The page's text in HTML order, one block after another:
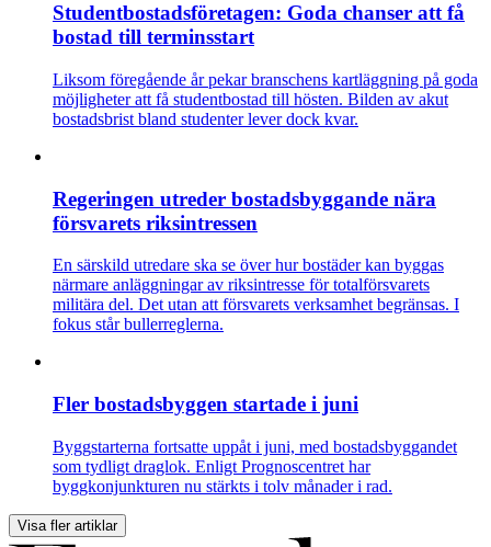
Studentbostadsföretagen: Goda chanser att få
bostad till terminsstart
Liksom föregående år pekar branschens kartläggning på goda
möjligheter att få studentbostad till hösten. Bilden av akut
bostadsbrist bland studenter lever dock kvar.
Regeringen utreder bostadsbyggande nära
försvarets riksintressen
En särskild utredare ska se över hur bostäder kan byggas
närmare anläggningar av riksintresse för totalförsvarets
militära del. Det utan att försvarets verksamhet begränsas. I
fokus står bullerreglerna.
Fler bostadsbyggen startade i juni
Byggstarterna fortsatte uppåt i juni, med bostadsbyggandet
som tydligt draglok. Enligt Prognoscentret har
byggkonjunkturen nu stärkts i tolv månader i rad.
Visa fler artiklar